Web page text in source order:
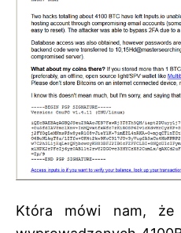
Która mówi nam,